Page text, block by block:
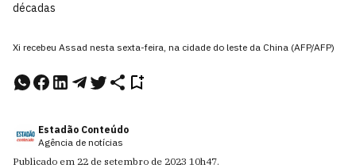
décadas
Xi recebeu Assad nesta sexta-feira, na cidade do leste da China (AFP/AFP)
Estadão Conteúdo
Agência de notícias
Publicado em 22 de setembro de 2023 10h47.